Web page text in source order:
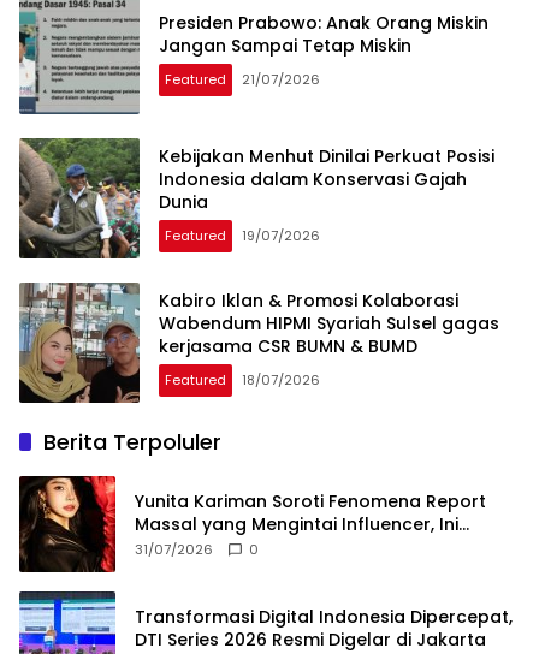
Presiden Prabowo: Anak Orang Miskin
Jangan Sampai Tetap Miskin
Featured 21/07/2026
Kebijakan Menhut Dinilai Perkuat Posisi
Indonesia dalam Konservasi Gajah
Dunia
Featured 19/07/2026
Kabiro Iklan & Promosi Kolaborasi
Wabendum HIPMI Syariah Sulsel gagas
kerjasama CSR BUMN & BUMD
Featured 18/07/2026
Berita Terpoluler
Yunita Kariman Soroti Fenomena Report
Massal yang Mengintai Influencer, Ini
Langkah Proteksi Akun yang Perlu Diketahui
31/07/2026 0
Transformasi Digital Indonesia Dipercepat,
DTI Series 2026 Resmi Digelar di Jakarta